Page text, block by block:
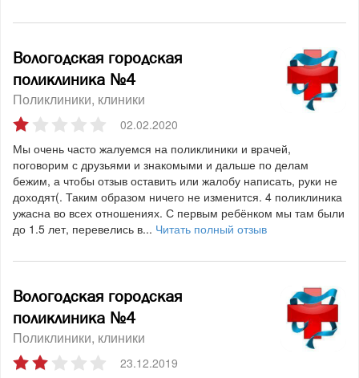
Вологодская городская
поликлиника №4
Поликлиники, клиники
02.02.2020
Мы очень часто жалуемся на поликлиники и врачей,
поговорим с друзьями и знакомыми и дальше по делам
бежим, а чтобы отзыв оставить или жалобу написать, руки не
доходят(. Таким образом ничего не изменится. 4 поликлиника
ужасна во всех отношениях. С первым ребёнком мы там были
до 1.5 лет, перевелись в... Читать полный отзыв
Вологодская городская
поликлиника №4
Поликлиники, клиники
23.12.2019